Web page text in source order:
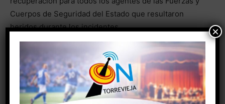
Cuerpos de Seguridad del Estado que resultaron
heridos durante los incidentes.
- Anuncio -
×